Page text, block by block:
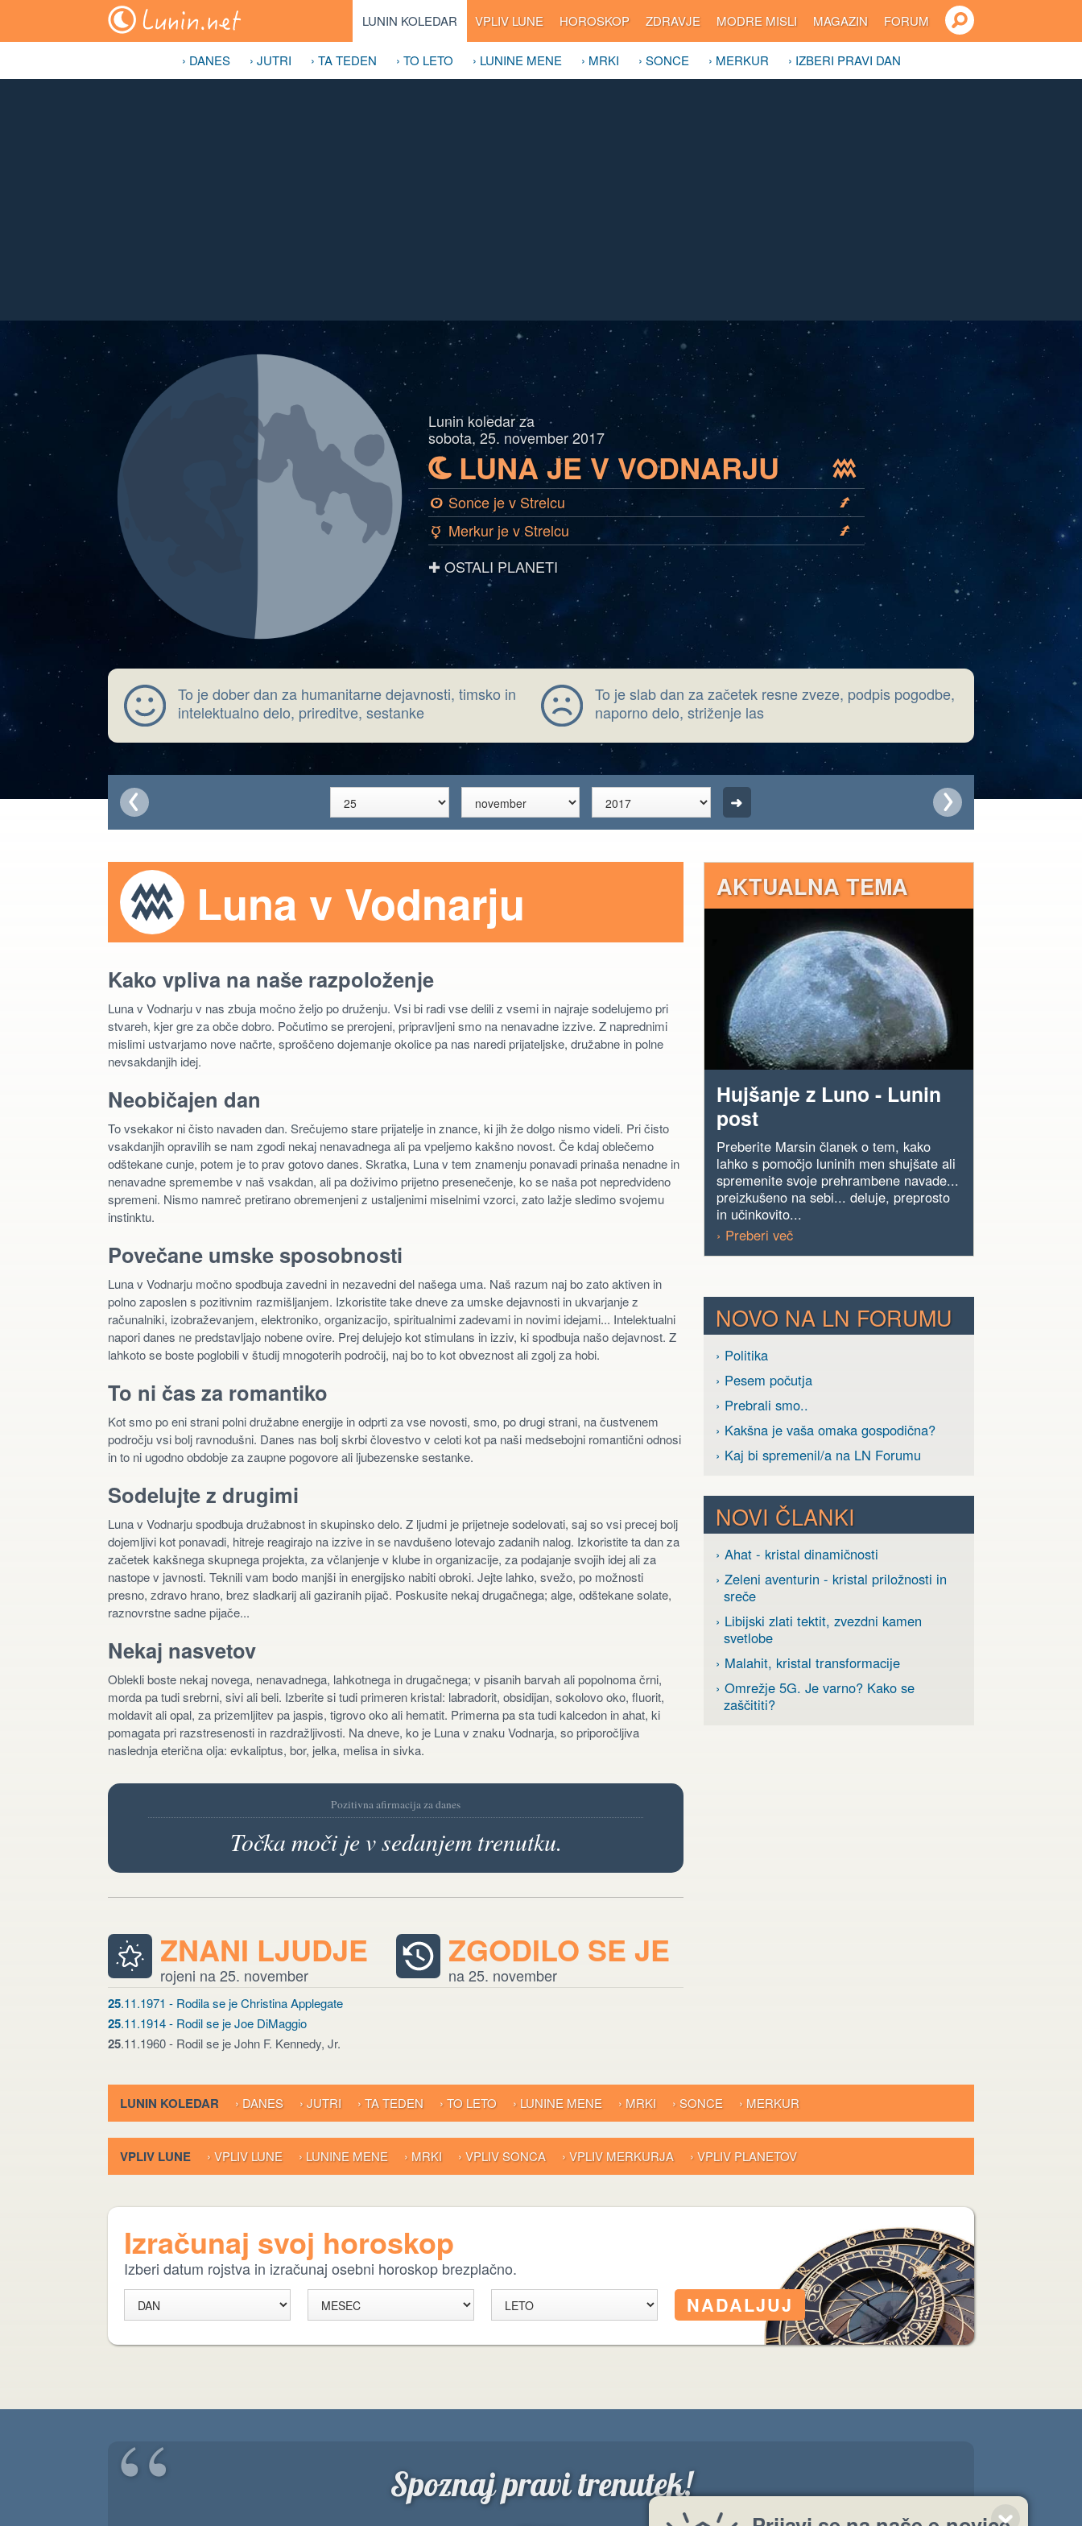
LUNIN KOLEDAR VPLIV LUNE HOROSKOP ZDRAVJE MODRE MISLI MAGAZIN FORUM
› DANES › JUTRI › TA TEDEN › TO LETO › LUNINE MENE › MRKI › SONCE › MERKUR › IZBERI PRAVI DAN
Lunin koledar za
sobota, 25. november 2017
bLUNA JE V VODNARJU K
a Sonce je v Strelcu
I
c Merkur je v Strelcu I
✚ OSTALI PLANETI
To je dober dan za humanitarne dejavnosti, timsko in
intelektualno delo, prireditve, sestanke
To je slab dan za začetek resne zveze, podpis pogodbe,
naporno delo, striženje las
Luna v Vodnarju
Kako vpliva na naše razpoloženje
Luna v Vodnarju v nas zbuja močno željo po druženju. Vsi bi radi vse delili z vsemi in najraje sodelujemo pri
stvareh, kjer gre za obče dobro. Počutimo se prerojeni, pripravljeni smo na nenavadne izzive. Z naprednimi
mislimi ustvarjamo nove načrte, sproščeno dojemanje okolice pa nas naredi prijateljske, družabne in polne
nevsakdanjih idej.
Neobičajen dan
To vsekakor ni čisto navaden dan. Srečujemo stare prijatelje in znance, ki jih že dolgo nismo videli. Pri čisto
vsakdanjih opravilih se nam zgodi nekaj nenavadnega ali pa vpeljemo kakšno novost. Če kdaj oblečemo
odštekane cunje, potem je to prav gotovo danes. Skratka, Luna v tem znamenju ponavadi prinaša nenadne in
nenavadne spremembe v naš vsakdan, ali pa doživimo prijetno presenečenje, ko se naša pot nepredvideno
spremeni. Nismo namreč pretirano obremenjeni z ustaljenimi miselnimi vzorci, zato lažje sledimo svojemu
instinktu.
Povečane umske sposobnosti
Luna v Vodnarju močno spodbuja zavedni in nezavedni del našega uma. Naš razum naj bo zato aktiven in
polno zaposlen s pozitivnim razmišljanjem. Izkoristite take dneve za umske dejavnosti in ukvarjanje z
računalniki, izobraževanjem, elektroniko, organizacijo, spiritualnimi zadevami in novimi idejami... Intelektualni
napori danes ne predstavljajo nobene ovire. Prej delujejo kot stimulans in izziv, ki spodbuja našo dejavnost. Z
lahkoto se boste poglobili v študij mnogoterih področij, naj bo to kot obveznost ali zgolj za hobi.
To ni čas za romantiko
Kot smo po eni strani polni družabne energije in odprti za vse novosti, smo, po drugi strani, na čustvenem
področju vsi bolj ravnodušni. Danes nas bolj skrbi človestvo v celoti kot pa naši medsebojni romantični odnosi
in to ni ugodno obdobje za zaupne pogovore ali ljubezenske sestanke.
Sodelujte z drugimi
Luna v Vodnarju spodbuja družabnost in skupinsko delo. Z ljudmi je prijetneje sodelovati, saj so vsi precej bolj
dojemljivi kot ponavadi, hitreje reagirajo na izzive in se navdušeno lotevajo zadanih nalog. Izkoristite ta dan za
začetek kakšnega skupnega projekta, za včlanjenje v klube in organizacije, za podajanje svojih idej ali za
nastope v javnosti. Teknili vam bodo manjši in energijsko nabiti obroki. Jejte lahko, svežo, po možnosti
presno, zdravo hrano, brez sladkarij ali gaziranih pijač. Poskusite nekaj drugačnega; alge, odštekane solate,
raznovrstne sadne pijače...
Nekaj nasvetov
Oblekli boste nekaj novega, nenavadnega, lahkotnega in drugačnega; v pisanih barvah ali popolnoma črni,
morda pa tudi srebrni, sivi ali beli. Izberite si tudi primeren kristal: labradorit, obsidijan, sokolovo oko, fluorit,
moldavit ali opal, za prizemljitev pa jaspis, tigrovo oko ali hematit. Primerna pa sta tudi kalcedon in ahat, ki
pomagata pri razstresenosti in razdražljivosti. Na dneve, ko je Luna v znaku Vodnarja, so priporočljiva
naslednja eterična olja: evkaliptus, bor, jelka, melisa in sivka.
Pozitivna afirmacija za danes
Točka moči je v sedanjem trenutku.
ZNANI LJUDJE
rojeni na 25. november
25.11.1971 - Rodila se je Christina Applegate
25.11.1914 - Rodil se je Joe DiMaggio
25.11.1960 - Rodil se je John F. Kennedy, Jr.
ZGODILO SE JE
na 25. november
AKTUALNA TEMA
Hujšanje z Luno - Lunin
post
Preberite Marsin članek o tem, kako
lahko s pomočjo luninih men shujšate ali
spremenite svoje prehrambene navade...
preizkušeno na sebi... deluje, preprosto
in učinkovito...
› Preberi več
NOVO NA LN FORUMU
› Politika
› Pesem počutja
› Prebrali smo..
› Kakšna je vaša omaka gospodična?
› Kaj bi spremenil/a na LN Forumu
NOVI ČLANKI
› Ahat - kristal dinamičnosti
› Zeleni aventurin - kristal priložnosti in
sreče
› Libijski zlati tektit, zvezdni kamen
svetlobe
› Malahit, kristal transformacije
› Omrežje 5G. Je varno? Kako se
zaščititi?
LUNIN KOLEDAR › DANES › JUTRI › TA TEDEN › TO LETO › LUNINE MENE › MRKI › SONCE › MERKUR
VPLIV LUNE › VPLIV LUNE › LUNINE MENE › MRKI › VPLIV SONCA › VPLIV MERKURJA › VPLIV PLANETOV
Izračunaj svoj horoskop
Izberi datum rojstva in izračunaj osebni horoskop brezplačno.
Spoznaj pravi trenutek!
“